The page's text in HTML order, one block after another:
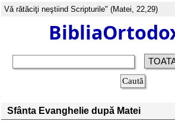
Vă rătăciţi neştiind Scripturile" (Matei, 22,29)
Sfânta Evanghelie după Matei